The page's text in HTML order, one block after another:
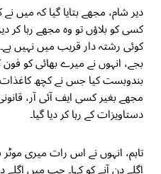
دیر شام، مجھے بتایا گیا کہ میں
کسی کو بلاؤں تو وہ مجھے رہا
بجے، انہوں نے میرے بھائی کو
بندوبست کیا جس نے کچھ
مجھے بغیر کسی ایف آئی آر،
دستاویزات کے رہا کر دیا گیا۔
تاہم، انہوں نے اس رات میری